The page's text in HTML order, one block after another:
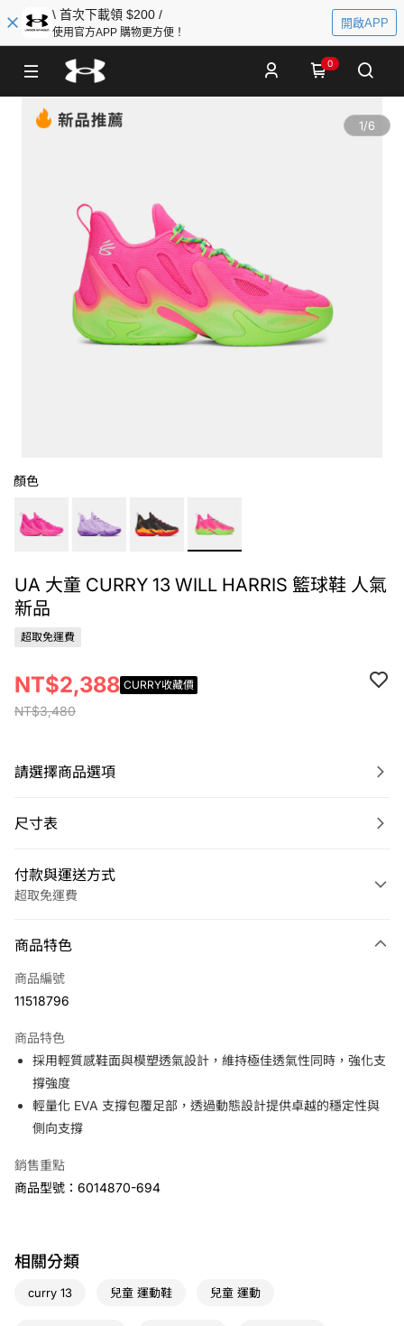
\ 首次下載領 $200 /
使用官方APP 購物更方便！
開啟APP
0
1/6
顏色
UA 大童 CURRY 13 WILL HARRIS 籃球鞋 人氣
新品
超取免運費
NT$3,480
NT$2,388 CURRY收藏價
請選擇商品選項
尺寸表
付款與運送方式
超取免運費
信用卡一次付款
LINE Pay
悠遊付
運送方式
7-11取貨(快速到店)
宅配
商品特色
商品編號
11518796
商品特色
採用輕質感鞋面與模塑透氣設計，維持極佳透氣性同時，強化支
撐強度
輕量化 EVA 支撐包覆足部，透過動態設計提供卓越的穩定性與
側向支撐
銷售重點
商品型號：6014870-694
相關分類
curry 13 兒童 運動鞋 兒童 運動